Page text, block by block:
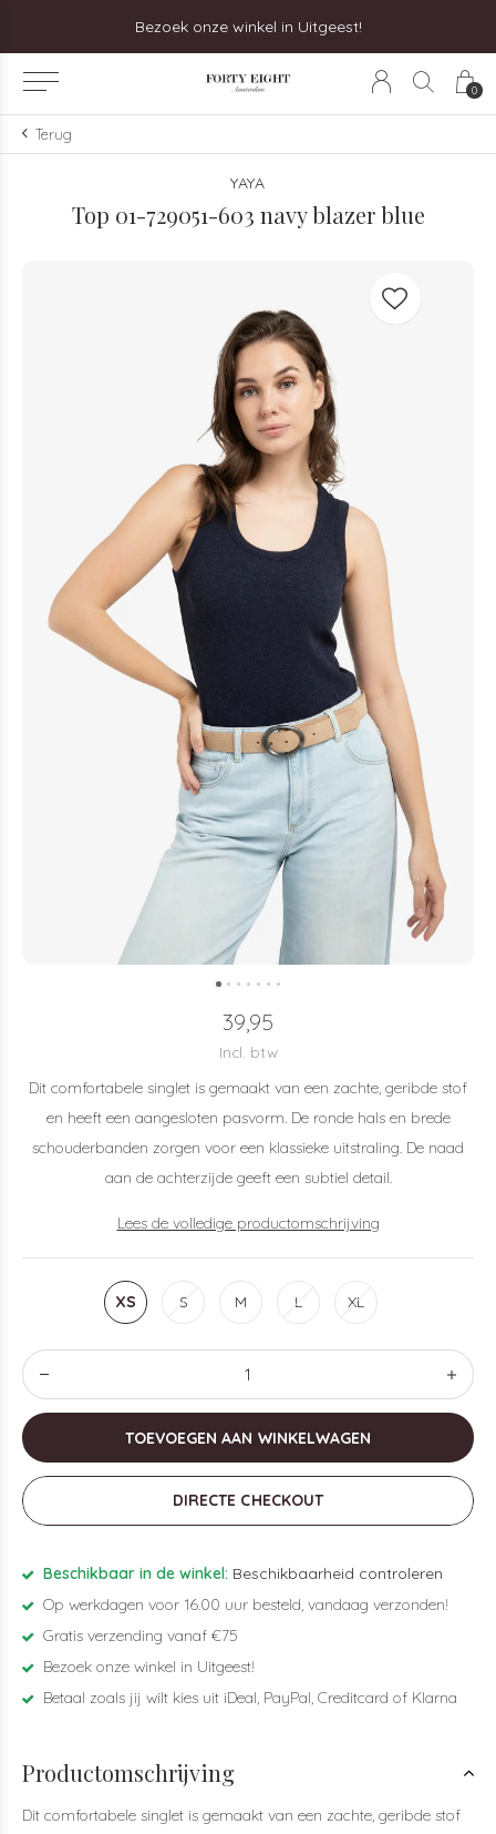
0
Bezoek onze winkel in Uitgeest!
Terug
YAYA
Top 01-729051-603 navy blazer blue
39,95
Incl. btw
Dit comfortabele singlet is gemaakt van een zachte, geribde stof
en heeft een aangesloten pasvorm. De ronde hals en brede
schouderbanden zorgen voor een klassieke uitstraling. De naad
aan de achterzijde geeft een subtiel detail.
Lees de volledige productomschrijving
XS S M L XL
TOEVOEGEN AAN WINKELWAGEN
DIRECTE CHECKOUT
Beschikbaar in de winkel: Beschikbaarheid controleren
Op werkdagen voor 16.00 uur besteld, vandaag verzonden!
Gratis verzending vanaf €75
Bezoek onze winkel in Uitgeest!
Betaal zoals jij wilt kies uit iDeal, PayPal, Creditcard of Klarna
Productomschrijving
Dit comfortabele singlet is gemaakt van een zachte, geribde stof